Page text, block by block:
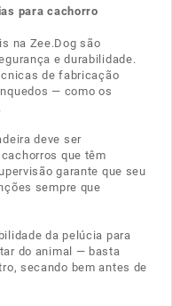
para cachorro
na Zee.Dog são
e durabilidade.
de fabricação
— como os
deve ser
que têm
garante que seu
sempre que
da pelúcia para
do animal — basta
secando bem antes de